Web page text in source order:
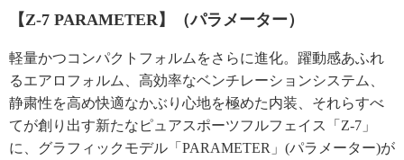
【Z-7 PARAMETER】（パラメーター）
軽量かつコンパクトフォルムをさらに進化。躍動感あふれ
るエアロフォルム、高効率なベンチレーションシステム、
静粛性を高め快適なかぶり心地を極めた内装、それらすべ
てが創り出す新たなピュアスポーツフルフェイス「Z-7」
に、グラフィックモデル「PARAMETER」(パラメーター)が